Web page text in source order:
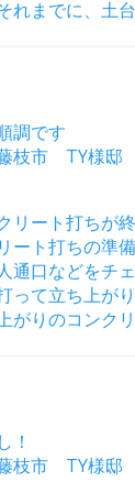
れまでに、土
調です
枝市 TY様邸
リート打ちが
ート打ちの準
通口などをチェ
って立ち上が
がりのコンク
！
枝市 TY様邸